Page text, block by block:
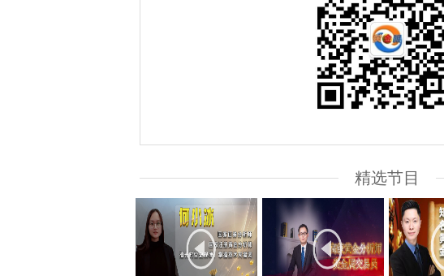
精选节目